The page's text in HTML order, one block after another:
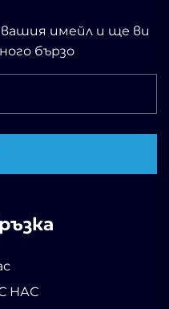
имейл и ще ви
бързо
НАС